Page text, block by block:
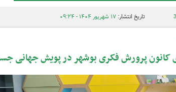
تاریخ انتشار:۱۷ شهریور ۱۴۰۴ - ۰۹:۲۴
پرورش فکری بوشهر در پویش جهانی